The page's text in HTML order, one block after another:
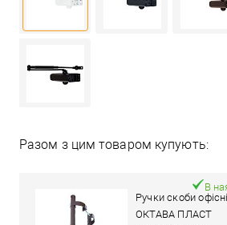
Разом з цим товаром купують:
Ручки скоби офісні
ОКТАВА ПЛАСТ
В